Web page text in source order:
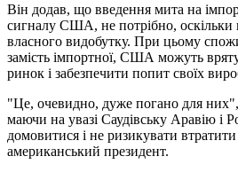
Він додав, що введення мита на
сигналу США, не потрібно, оскільки
власного видобутку. При цьому
замість імпортної, США можуть
ринок і забезпечити попит своїх
"Це, очевидно, дуже погано для
маючи на увазі Саудівську Аравію і
домовитися і не ризикувати
американський президент.